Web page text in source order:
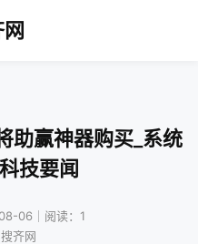
助赢神器购买_系统
技要闻
06｜阅读：1
齐网